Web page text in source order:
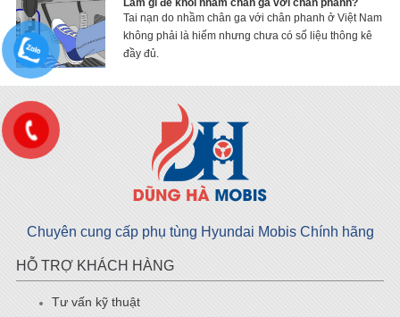
Tai nạn do nhầm chân ga với chân phanh ở Việt Nam
không phải là hiếm nhưng chưa có số liệu thông kê
đầy đủ.
Chuyên cung cấp phụ tùng Hyundai Mobis Chính hãng
HỖ TRỢ KHÁCH HÀNG
Tư vấn kỹ thuật